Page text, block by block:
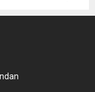
bayrağıyla